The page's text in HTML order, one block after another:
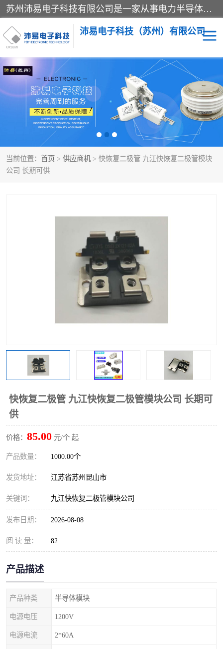
苏州沛易电子科技有限公司是一家从事电力半导体器件和电子元器件的专业代理及分销商，产品包括：IGBT模块、IPM模块、PIM模块、二极管、三极管、可控硅、整流桥、IGBT单管、IGBT电路驱动板、GTR达林顿模块、快恢复二极管、肖特基二极管、熔断器、IC集成电路、快速熔断器等。
沛易电子科技（苏州）有限公司
当前位置： 首页 > 供应商机 > 快恢复二极管 九江快恢复二极管模块
公司 长期可供
快恢复二极管 九江快恢复二极管模块公司 长期可
供
价格： 85.00 元/个 起
产品数量： 1000.00个
发货地址： 江苏省苏州昆山市
关键词： 九江快恢复二极管模块公司
发布日期： 2026-08-08
阅 读 量： 82
产品描述
产品种类 半导体模块
电源电压 1200V
电源电流 2*60A
西门康 英飞凌
快恢复二极管 英飞凌IGBT模块
英飞凌可控硅模块 IXYS艾赛斯可控硅
SEMIKRON西门康IGBT SEMIKRON西门康可控硅